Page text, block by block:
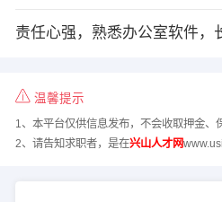
责任心强，熟悉办公室软件，
温馨提示
1、本平台仅供信息发布，不会收取押金、
2、请告知求职者，是在兴山人才网